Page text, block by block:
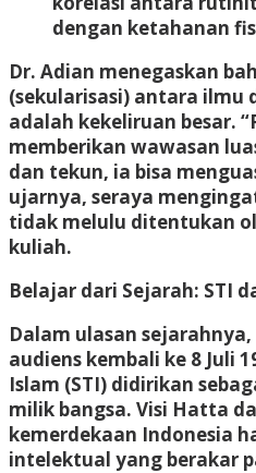
dengan ketahanan
Dr. Adian menegaskan
(sekularisasi) antara ilmu
adalah kekeliruan besar.
memberikan wawasan
dan tekun, ia bisa
ujarnya, seraya
tidak melulu ditentukan
kuliah.
Belajar dari Sejarah: STI
Dalam ulasan
audiens kembali ke 8 Juli
Islam (STI) didirikan
milik bangsa. Visi Hatta
kemerdekaan Indonesia
intelektual yang berakar